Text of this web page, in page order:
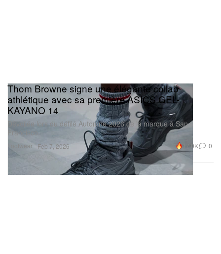
Footwear
Thom Browne signe une élégante collab
athlétique avec sa première ASICS GEL-
KAYANO 14
Dévoilée lors du défilé Automne 2026 de la marque à San
Francisco.
Feb 7, 2026 17.0K 0